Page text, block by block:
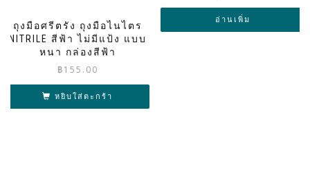
ถุงมือศรีตรัง ถุงมือไนไตร
NITRILE สีฟ้า ไม่มีแป้ง แบบ
หนา กล่องสีฟ้า
฿155.00
หยิบใส่ตะกร้า
อ่านเพิ่ม